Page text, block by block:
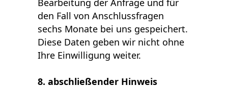
Bearbeitung der Anfrage und für
den Fall von Anschlussfragen
sechs Monate bei uns gespeichert.
Diese Daten geben wir nicht ohne
Ihre Einwilligung weiter.
8. abschließender Hinweis